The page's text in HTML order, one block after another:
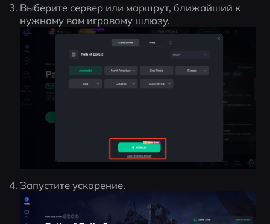
Выберите сервер или маршрут, ближайший к
нужному вам игровому шлюзу.
Запустите ускорение.